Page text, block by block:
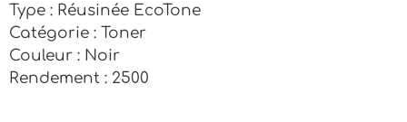
Type : Réusinée EcoTone
Catégorie : Toner
Couleur : Noir
Rendement : 2500